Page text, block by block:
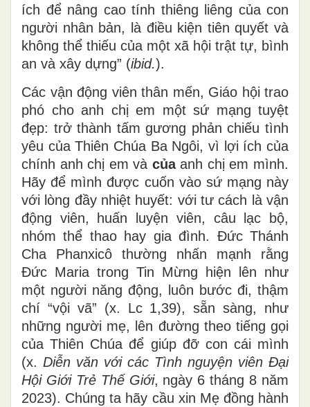
ích để nâng cao tính thiêng liêng của con
người nhân bản, là điều kiện tiên quyết và
không thể thiếu của một xã hội trật tự, bình
an và xây dựng” (ibid.).
Các vận động viên thân mến, Giáo hội trao
phó cho anh chị em một sứ mạng tuyệt
đẹp: trở thành tấm gương phản chiếu tình
yêu của Thiên Chúa Ba Ngôi, vì lợi ích của
chính anh chị em và củaanh chị em mình.
Hãy để mình được cuốn vào sứ mạng này
với lòng đầy nhiệt huyết: với tư cách là vận
động viên, huấn luyện viên, câu lạc bộ,
nhóm thể thao hay gia đình. Đức Thánh
Cha Phanxicô thường nhấn mạnh rằng
Đức Maria trong Tin Mừng hiện lên như
một người năng động, luôn bước đi, thậm
chí “vội vã” (x. Lc 1,39), sẵn sàng, như
những người mẹ, lên đường theo tiếng gọi
của Thiên Chúa để giúp đỡ con cái mình
(x. Diễn văn với các Tình nguyện viên Đại
Hội Giới Trẻ Thế Giới, ngày 6 tháng 8 năm
2023). Chúng ta hãy cầu xin Mẹ đồng hành